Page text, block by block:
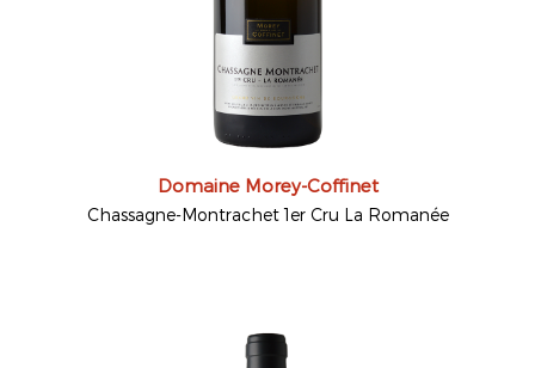
Domaine Morey-Coffinet
Chassagne-Montrachet 1er Cru La Romanée